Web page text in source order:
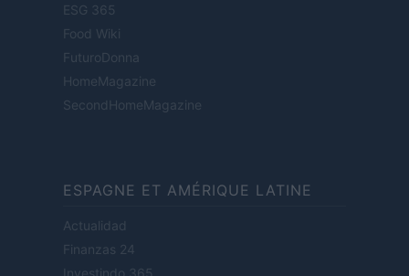
ESG 365
Food Wiki
FuturoDonna
HomeMagazine
SecondHomeMagazine
ESPAGNE ET AMÉRIQUE LATINE
Actualidad
Finanzas 24
Investindo 365